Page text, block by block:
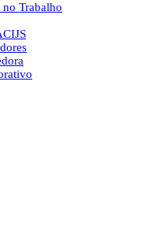
no Trabalho